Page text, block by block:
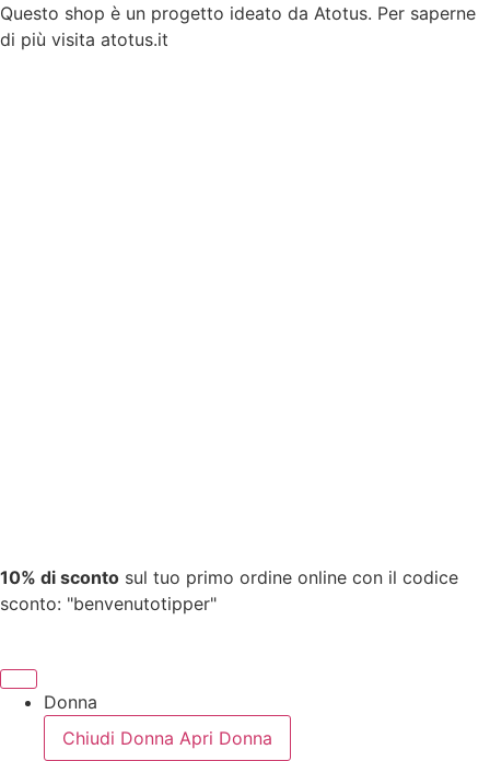
Vai
al
Questo shop è un progetto ideato da Atotus. Per saperne
di più visita atotus.it
10% di sconto sul tuo primo ordine online con il codice
sconto: "benvenutotipper"
Donna
Chiudi Donna Apri Donna